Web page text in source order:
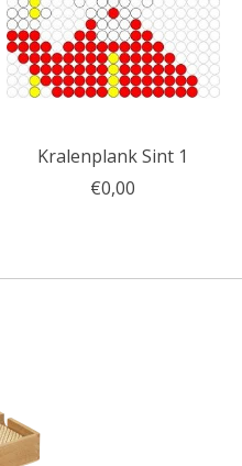
Kralenplank Sint 1
€0,00